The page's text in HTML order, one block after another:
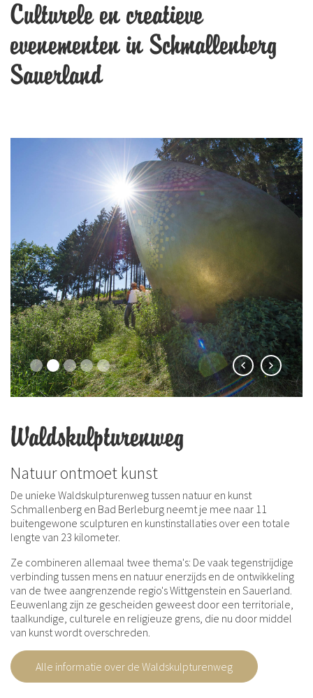
Culturele en creatieve
evenementen in Schmallenberg
Sauerland
Waldskulpturenweg
Natuur ontmoet kunst
De unieke Waldskulpturenweg tussen natuur en kunst
Schmallenberg en Bad Berleburg neemt je mee naar 11
buitengewone sculpturen en kunstinstallaties over een totale
lengte van 23 kilometer.
Ze combineren allemaal twee thema's: De vaak tegenstrijdige
verbinding tussen mens en natuur enerzijds en de ontwikkeling
van de twee aangrenzende regio's Wittgenstein en Sauerland.
Eeuwenlang zijn ze gescheiden geweest door een territoriale,
taalkundige, culturele en religieuze grens, die nu door middel
van kunst wordt overschreden.
Alle informatie over de Waldskulpturenweg